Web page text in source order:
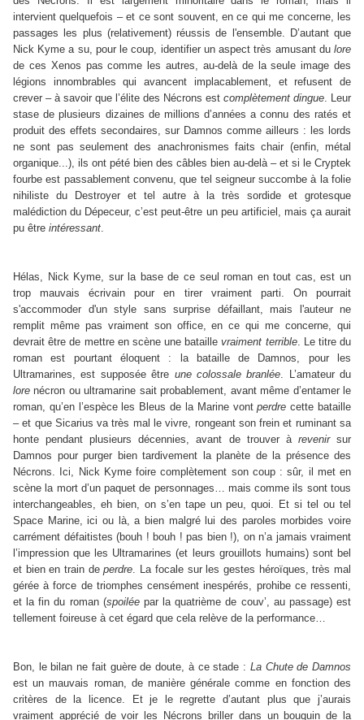
intervient quelquefois – et ce sont souvent, en ce qui me concerne, les
passages les plus (relativement) réussis de l'ensemble. D’autant que
Nick Kyme a su, pour le coup, identifier un aspect très amusant du lore
de ces Xenos pas comme les autres, au-delà de la seule image des
légions innombrables qui avancent implacablement, et refusent de
crever – à savoir que l’élite des Nécrons est complètement dingue . Leur
stase de plusieurs dizaines de millions d’années a connu des ratés et
produit des effets secondaires, sur Damnos comme ailleurs : les lords
ne sont pas seulement des anachronismes faits chair (enfin, métal
organique...), ils ont pété bien des câbles bien au-delà – et si le Cryptek
fourbe est passablement convenu, que tel seigneur succombe à la folie
nihiliste du Destroyer et tel autre à la très sordide et grotesque
malédiction du Dépeceur, c’est peut-être un peu artificiel, mais ça aurait
pu être intéressant
Hélas, Nick Kyme, sur la base de ce seul roman en tout cas, est un
trop mauvais écrivain pour en tirer vraiment parti. On pourrait
s'accommoder d'un style sans surprise défaillant, mais l'auteur ne
remplit même pas vraiment son office, en ce qui me concerne, qui
devrait être de mettre en scène une bataillevraiment terrible. Le titre du
roman est pourtant éloquent : la bataille de Damnos, pour les
Ultramarines, est supposée être une colossale branlée. L’amateur du
lore nécron ou ultramarine sait probablement, avant même d’entamer le
roman, qu’en l’espèce les Bleus de la Marine vontperdre cette bataille
– et que Sicarius va très mal le vivre, rongeant son frein et ruminant sa
honte pendant plusieurs décennies, avant de trouver à revenirsur
Damnos pour purger bien tardivement la planète de la présence des
Nécrons. Ici, Nick Kyme foire complètement son coup : sûr, il met en
scène la mort d’un paquet de personnages… mais comme ils sont tous
interchangeables, eh bien, on s’en tape un peu, quoi. Et si tel ou tel
Space Marine, ici ou là, a bien malgré lui des paroles morbides voire
carrément défaitistes (bouh ! bouh ! pas bien !), on n’a jamais vraiment
l’impression que les Ultramarines (et leurs grouillots humains) sont bel
et bien en train deperdre. La focale sur les gestes héroïques, très mal
gérée à force de triomphes censément inespérés, prohibe ce ressenti,
et la fin du roman (spoiléepar la quatrième de couv’, au passage) est
tellement foireuse à cet égard que cela relève de la performance…
Bon, le bilan ne fait guère de doute, à ce stade : La Chute de Damnos
est un mauvais roman, de manière générale comme en fonction des
critères de la licence. Et je le regrette d’autant plus que j’aurais
vraiment apprécié de voir les Nécrons briller dans un bouquin de la